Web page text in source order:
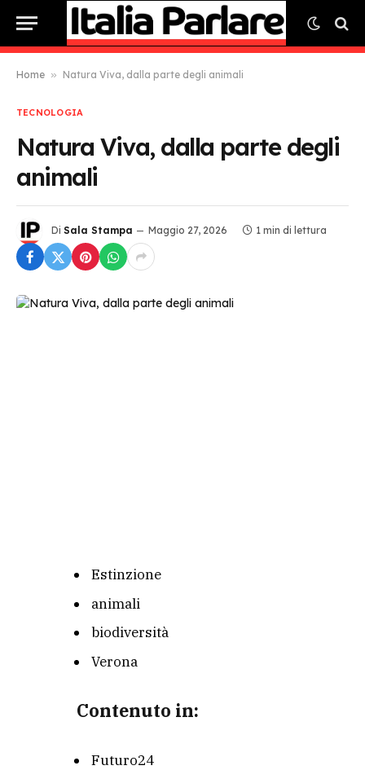
Home » Natura Viva, dalla parte degli animali
TECNOLOGIA
Natura Viva, dalla parte degli
animali
Di Sala Stampa Maggio 27, 2026 1 min di lettura
Estinzione
animali
biodiversità
Verona
Contenuto in:
Futuro24